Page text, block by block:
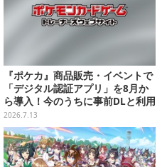
『ポケカ』商品販売・イベントで
「デジタル認証アプリ」を8月か
ら導入！今のうちに事前DLと利用
登録をお願い
2026.7.13